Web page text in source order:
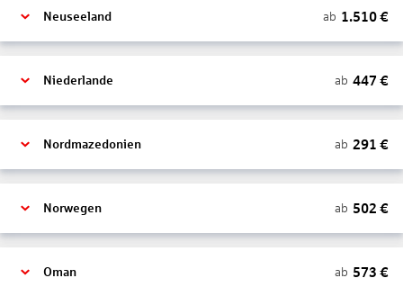
Neuseeland ab 1.510€
Niederlande ab 447 €
Nordmazedonien ab 291 €
Norwegen ab 502 €
Oman ab 573 €